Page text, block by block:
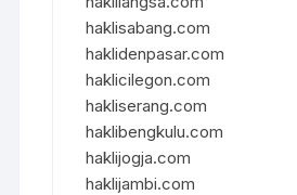
haklisabang.com
haklidenpasar.com
haklicilegon.com
hakliserang.com
haklibengkulu.com
haklijogja.com
haklijambi.com